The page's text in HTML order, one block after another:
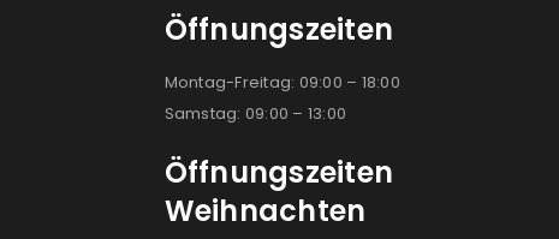
Öffnungszeiten
Montag-Freitag: 09:00 – 18:00
Samstag: 09:00 – 13:00
Öffnungszeiten
Weihnachten